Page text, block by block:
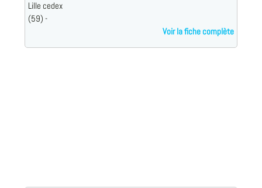
Lille cedex
(59) -
Voir la fiche complète